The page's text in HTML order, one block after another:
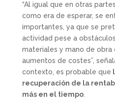
“Al igual que en otras
como era de esperar, se
importantes, ya que se
actividad pese a
materiales y mano de obra
aumentos de costes”,
contexto, es probable que
recuperación de la
más en el tiempo.